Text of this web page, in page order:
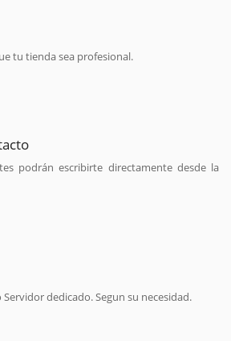
tu tienda sea profesional.
podrán escribirte directamente desde la
Servidor dedicado. Segun su necesidad.